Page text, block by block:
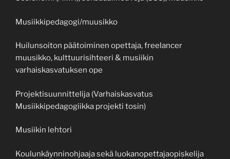
Musiikkipedagogi/muusikko
Huilunsoiton päätoiminen opettaja, freelancer
muusikko, kulttuurisihteeri & musiikin
varhaiskasvatuksen ope
Projektisuunnittelija (Varhaiskasvatus
Musiikkipedagogiikka projekti tosin)
Musiikin lehtori
Koulunkäynninohjaaja sekä luokanopettajaopiskelija